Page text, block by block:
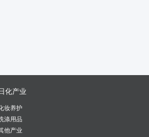
化产业
妆养护
涤用品
他产业